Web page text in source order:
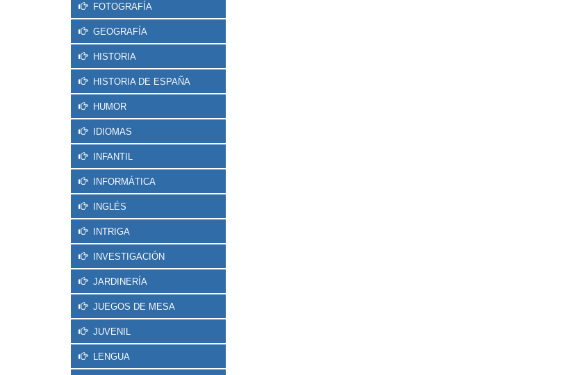
FOTOGRAFÍA
GEOGRAFÍA
HISTORIA
HISTORIA DE ESPAÑA
HUMOR
IDIOMAS
INFANTIL
INFORMÁTICA
INGLÉS
INTRIGA
INVESTIGACIÓN
JARDINERÍA
JUEGOS DE MESA
JUVENIL
LENGUA